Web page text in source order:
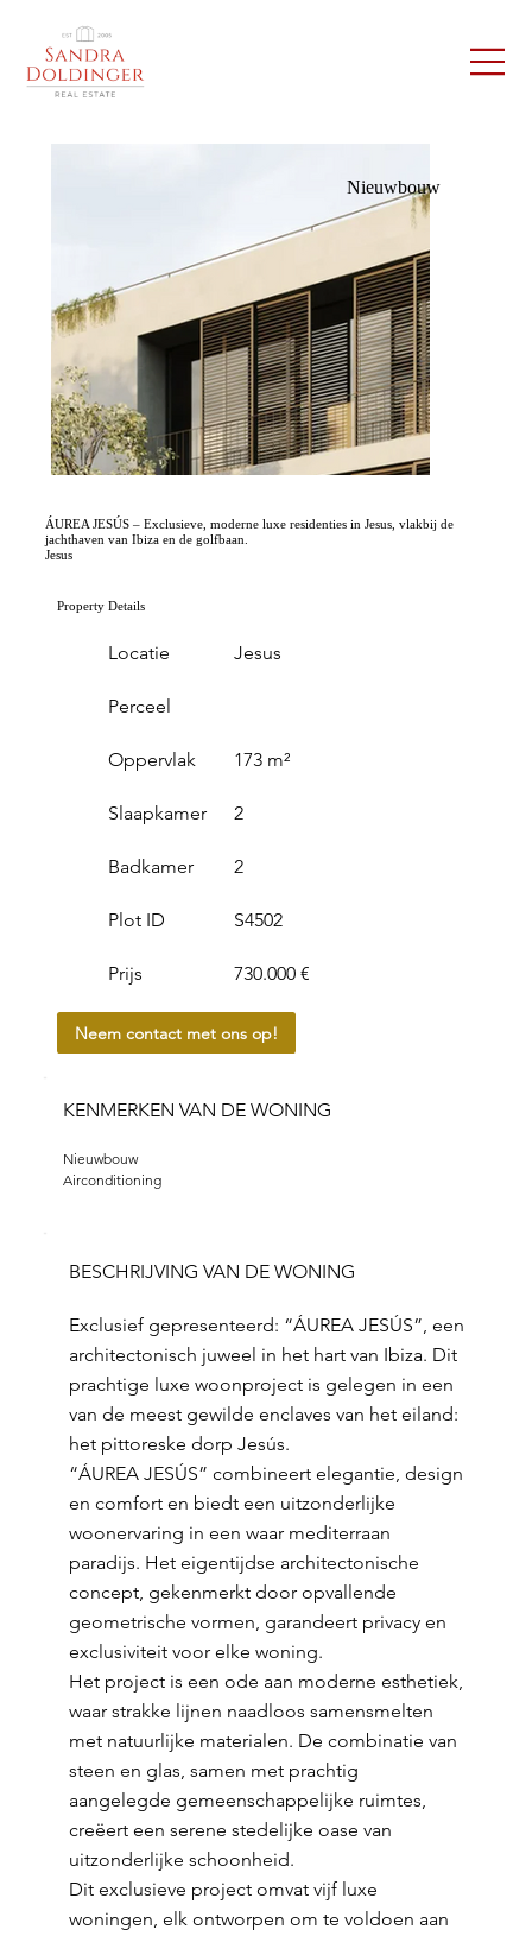
Nieuwbouw
ÁUREA JESÚS – Exclusieve, moderne luxe residenties in Jesus, vlakbij de
jachthaven van Ibiza en de golfbaan.
Jesus
Property Details
Locatie
Perceel
Oppervlak
Jesus
173 m²
Slaapkamer
Badkamer
2
2
Plot ID
Prijs
S4502
730.000 €
Neem contact met ons op!
KENMERKEN VAN DE WONING
Nieuwbouw
Airconditioning
BESCHRIJVING VAN DE WONING
Exclusief gepresenteerd: “ÁUREA JESÚS”, een
architectonisch juweel in het hart van Ibiza. Dit
prachtige luxe woonproject is gelegen in een
van de meest gewilde enclaves van het eiland:
het pittoreske dorp Jesús.
“ÁUREA JESÚS” combineert elegantie, design
en comfort en biedt een uitzonderlijke
woonervaring in een waar mediterraan
paradijs. Het eigentijdse architectonische
concept, gekenmerkt door opvallende
geometrische vormen, garandeert privacy en
exclusiviteit voor elke woning.
Het project is een ode aan moderne esthetiek,
waar strakke lijnen naadloos samensmelten
met natuurlijke materialen. De combinatie van
steen en glas, samen met prachtig
aangelegde gemeenschappelijke ruimtes,
creëert een serene stedelijke oase van
uitzonderlijke schoonheid.
Dit exclusieve project omvat vijf luxe
woningen, elk ontworpen om te voldoen aan